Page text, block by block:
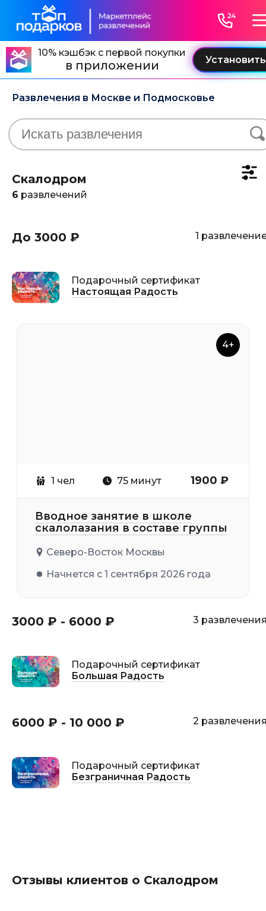
10% кэшбэк с первой покупки
в приложении
Развлечения в Москве и Подмосковье
Скалодром
6 развлечений
До 3000 ₽ 1
Подарочный сертификат
Настоящая Радость
4+
1 чел 75 минут 1900 ₽
Вводное занятие в школе
скалолазания в составе группы
Северо-Восток Москвы
Начнется с 1 сентября 2026 года
3000 ₽ - 6000 ₽ 3
Подарочный сертификат
Большая Радость
6000 ₽ - 10 000 ₽ 2
Подарочный сертификат
Безграничная Радость
Отзывы клиентов о Скалодром